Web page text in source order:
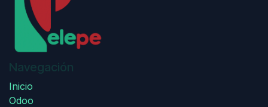
Navegación
Inicio
Odoo